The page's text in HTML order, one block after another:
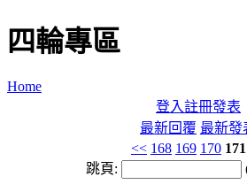
四輪專區
Home
登入註冊發表
最新回覆 最新發
<< 168 169 170 171
跳頁: